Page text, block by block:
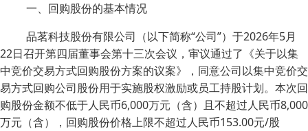
一、回购股份的基本情况
品茗科技股份有限公司（以下简称“公司”）于2026年5月
22日召开第四届董事会第十三次会议，审议通过了《关于以集
中竞价交易方式回购股份方案的议案》，同意公司以集中竞价交
易方式回购公司股份用于实施股权激励或员工持股计划。本次回
购股份金额不低于人民币6,000万元（含）且不超过人民币8,000
万元（含），回购股份价格上限不超过人民币153.00元/股